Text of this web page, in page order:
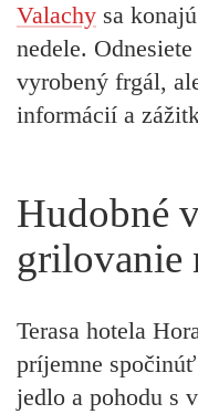
Valachy sa
nedele.
vyrobený frgál,
informácií a
Hudobné
grilovanie
Terasa hotela
príjemne
jedlo a pohodu s